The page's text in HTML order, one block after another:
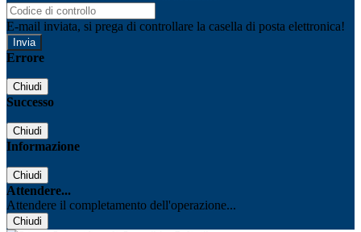
E-mail inviata, si prega di controllare la casella di posta elettronica!
Errore
Chiudi
Successo
Chiudi
Informazione
Chiudi
Attendere...
Attendere il completamento dell'operazione...
Chiudi